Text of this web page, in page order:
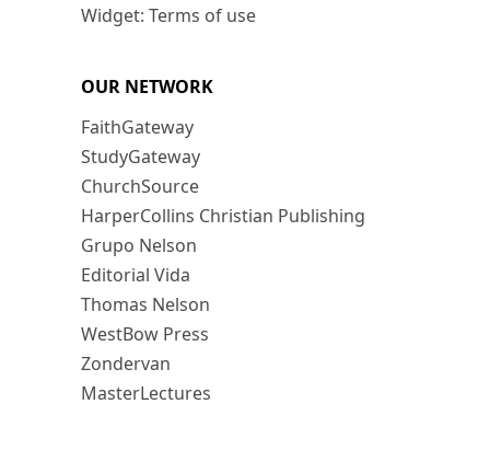
Widget: Terms of use
OUR NETWORK
FaithGateway
StudyGateway
ChurchSource
HarperCollins Christian Publishing
Grupo Nelson
Editorial Vida
Thomas Nelson
WestBow Press
Zondervan
MasterLectures